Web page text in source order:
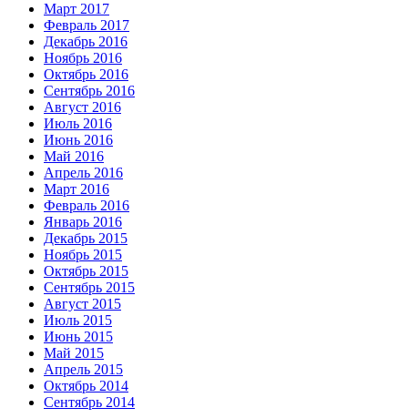
Март 2017
Февраль 2017
Декабрь 2016
Ноябрь 2016
Октябрь 2016
Сентябрь 2016
Август 2016
Июль 2016
Июнь 2016
Май 2016
Апрель 2016
Март 2016
Февраль 2016
Январь 2016
Декабрь 2015
Ноябрь 2015
Октябрь 2015
Сентябрь 2015
Август 2015
Июль 2015
Июнь 2015
Май 2015
Апрель 2015
Октябрь 2014
Сентябрь 2014